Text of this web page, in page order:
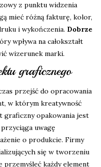
z punktu widzenia
mieć różną fakturę, kolor,
i wykończenia. Dobrze
wpływa na całokształt
wizerunek marki.
graficznego
przejść do opracowania
w którym kreatywność
graficzny opakowania jest
uwagę
o produkcie. Firmy
się w tworzeniu
przemyśleć każdy element